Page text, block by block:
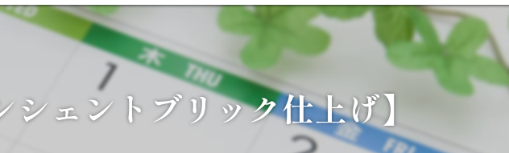
採用情報
ェントブリック仕上げ】